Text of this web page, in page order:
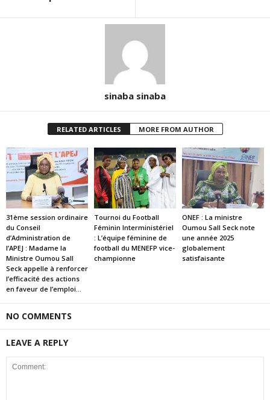
sinaba sinaba
RELATED ARTICLES MORE FROM AUTHOR
31ème session ordinaire
du Conseil
d’Administration de
l’APEJ : Madame la
Ministre Oumou Sall
Seck appelle à renforcer
l’efficacité des actions
en faveur de l’emploi...
Tournoi du Football
Féminin Interministériel
: L’équipe féminine de
football du MENEFP vice-
championne
ONEF : La ministre
Oumou Sall Seck note
une année 2025
globalement
satisfaisante
NO COMMENTS
LEAVE A REPLY